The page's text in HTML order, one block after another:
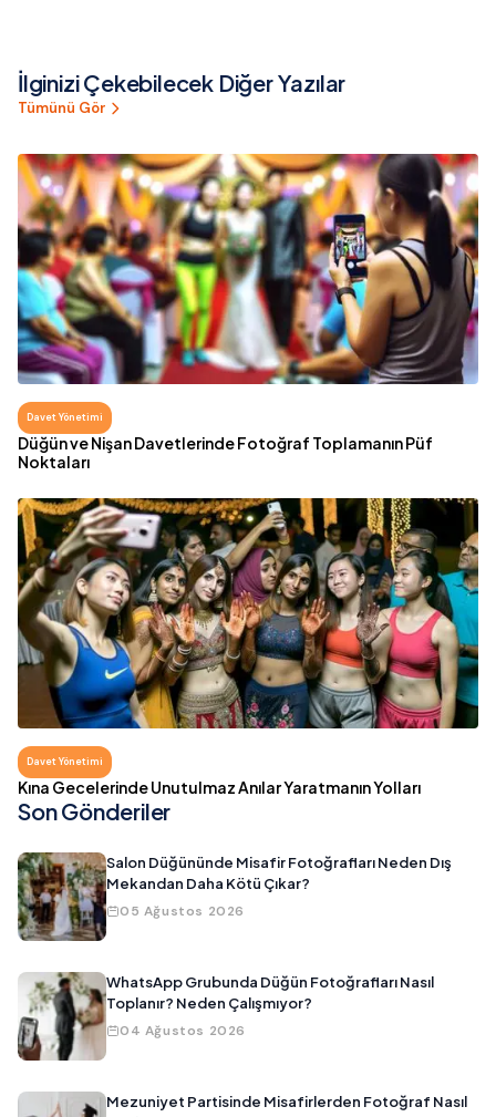
İlginizi Çekebilecek Diğer Yazılar
Tümünü Gör
Davet Yönetimi
Düğün ve Nişan Davetlerinde Fotoğraf Toplamanın Püf
Noktaları
Davet Yönetimi
Kına Gecelerinde Unutulmaz Anılar Yaratmanın Yolları
Son Gönderiler
Salon Düğününde Misafir Fotoğrafları Neden Dış
Mekandan Daha Kötü Çıkar?
05 Ağustos 2026
WhatsApp Grubunda Düğün Fotoğrafları Nasıl
Toplanır? Neden Çalışmıyor?
04 Ağustos 2026
Mezuniyet Partisinde Misafirlerden Fotoğraf Nasıl